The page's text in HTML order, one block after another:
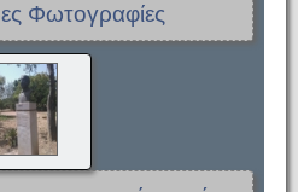
Φωτογραφίες